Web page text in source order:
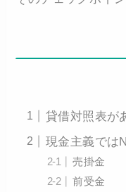
貸借対照表が
現金主義では
売掛金
前受金